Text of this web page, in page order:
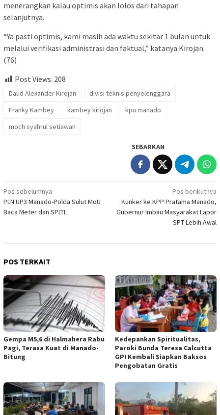
menerangkan kalau optimis akan lolos dari tahapan
selanjutnya.
“Ya pasti optimis, kami masih ada waktu sekitar 1 bulan untuk
melalui verifikasi administrasi dan faktual,” katanya Kirojan.
(76)
Post Views: 208
Daud Alexander Kirojan
divisi teknis penyelenggara
Franky Kambey
kambey kirojan
kpu manado
moch syahrul setiawan
SEBARKAN
Navigasi
pos
Pos sebelumnya
PLN UP3 Manado-Polda Sulut MoU
Baca Meter dan SPLTL
Pos berikutnya
Kunker ke KPP Pratama Manado,
Gubernur Imbau Masyarakat Lapor
SPT Lebih Awal
POS TERKAIT
Gempa M5,6 di Halmahera Rabu
Pagi, Terasa Kuat di Manado-
Bitung
Kedepankan Spiritualitas,
Paroki Bunda Teresa Calcutta
GPI Kembali Siapkan Baksos
Pengobatan Gratis